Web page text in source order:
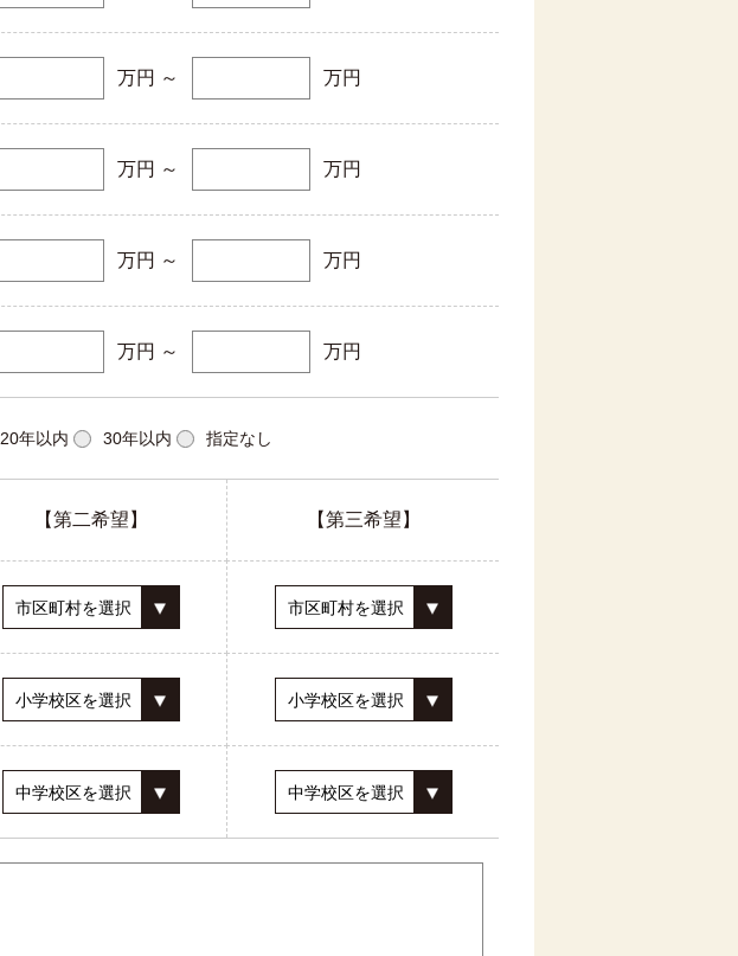
万円 ～ 万円
万円 ～ 万円
万円 ～ 万円
万円 ～ 万円
20年以内 30年以内 指定なし
【第二希望】 【第三希望】